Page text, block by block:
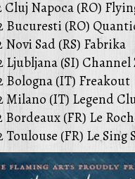
Cluj Napoca (RO)
Bucuresti (RO)
Novi Sad (RS) Fabrika
Ljubljana (SI) Channel
Bologna (IT) Freakout
Milano (IT) Legend
Bordeaux (FR) Le
Toulouse (FR) Le Sing